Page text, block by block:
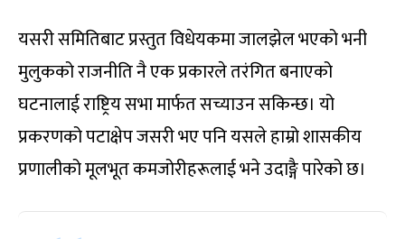
यसरी समितिबाट प्रस्तुत विधेयकमा जालझेल भएको भनी
मुलुकको राजनीति नै एक प्रकारले तरंगित बनाएको
घटनालाई राष्ट्रिय सभा मार्फत सच्याउन सकिन्छ। यो
प्रकरणको पटाक्षेप जसरी भए पनि यसले हाम्रो शासकीय
प्रणालीको मूलभूत कमजोरीहरूलाई भने उदाङ्गै पारेको छ।